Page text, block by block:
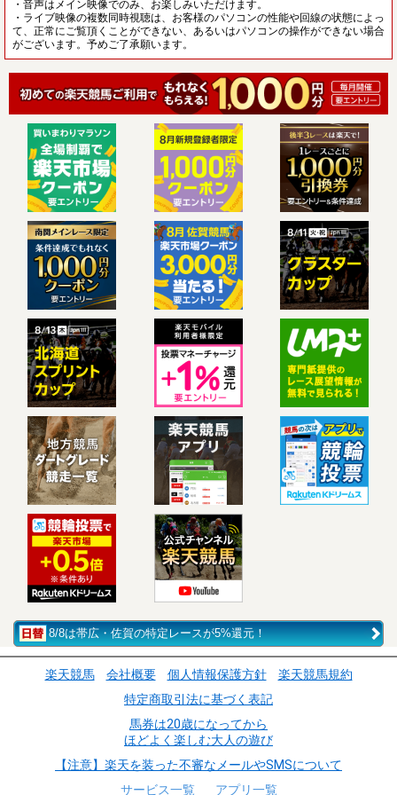
・音声はメイン映像でのみ、お楽しみいただけます。
・ライブ映像の複数同時視聴は、お客様のパソコンの性能や回線の状態によっ
て、正常にご覧頂くことができない、あるいはパソコンの操作ができない場合
がございます。予めご了承願います。
8/8は帯広・佐賀の特定レースが5%還元！
楽天競馬 会社概要 個人情報保護方針
楽天競馬規約
特定商取引法に基づく表記
馬券は20歳になってから
ほどよく楽しむ大人の遊び
【注意】楽天を装った不審なメールやSMSについて
サービス一覧
アプリ一覧